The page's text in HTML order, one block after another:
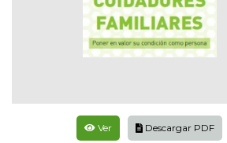
Ver Descargar PDF